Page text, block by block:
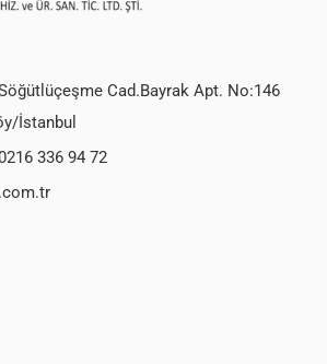
Cad.Bayrak Apt. No:146
İstanbul
336 94 72